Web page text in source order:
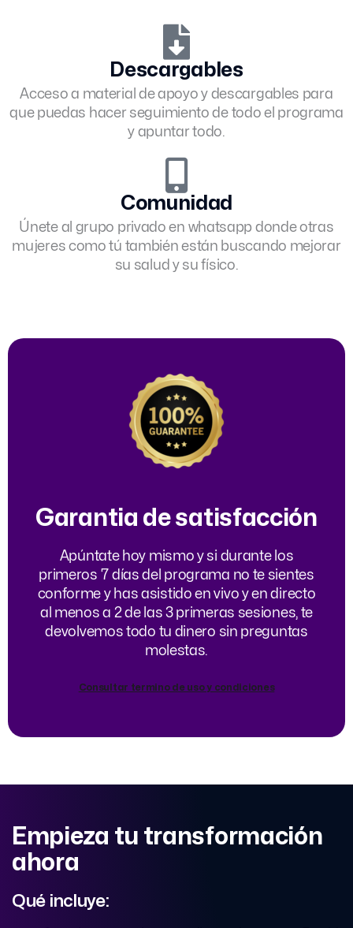
Descargables
Acceso a material de apoyo y descargables para
que puedas hacer seguimiento de todo el programa
y apuntar todo.
Comunidad
Únete al grupo privado en whatsapp donde otras
mujeres como tú también están buscando mejorar
su salud y su físico.
Garantia de satisfacción
Apúntate hoy mismo y si durante los
primeros 7 días del programa no te sientes
conforme y has asistido en vivo y en directo
al menos a 2 de las 3 primeras sesiones, te
devolvemos todo tu dinero sin preguntas
molestas.
Consultar termino de uso y condiciones
Empieza tu transformación
ahora
Qué incluye: